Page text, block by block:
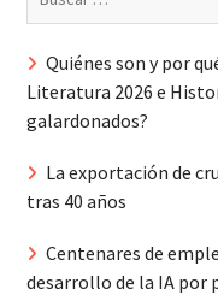
Quiénes son y por
Literatura 2026 e
galardonados?
La exportación de
tras 40 años
Centenares de
desarrollo de la IA por